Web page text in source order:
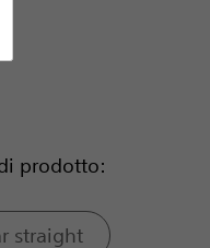
prodotto:
straight